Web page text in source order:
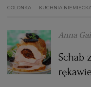
GOLONKA KUCHNIA
Anna
Schab
rękawie